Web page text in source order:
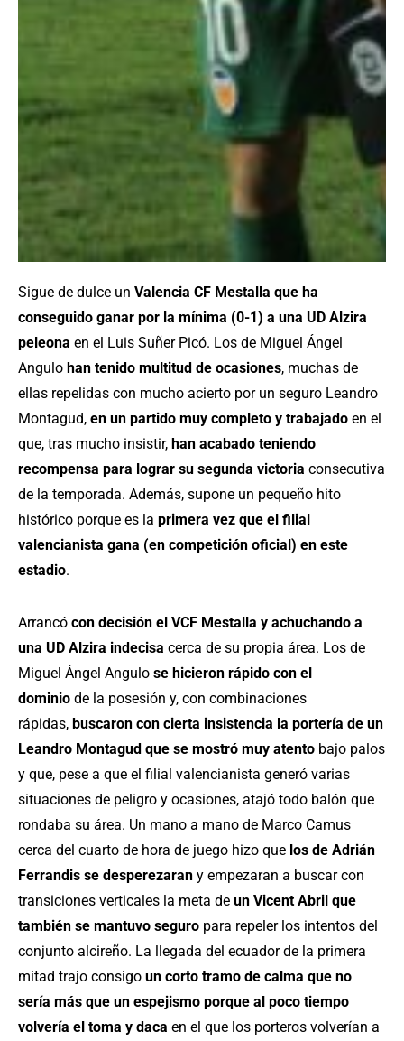
Sigue de dulce un Valencia CF Mestalla que ha
conseguido ganar por la mínima (0-1) a una UD Alzira
peleona en el Luis Suñer Picó. Los de Miguel Ángel
Angulo han tenido multitud de ocasiones, muchas de
ellas repelidas con mucho acierto por un seguro Leandro
Montagud, en un partido muy completo y trabajado en el
que, tras mucho insistir, han acabado teniendo
recompensa para lograr su segunda victoria consecutiva
de la temporada. Además, supone un pequeño hito
histórico porque es la primera vez que el filial
valencianista gana (en competición oficial) en este
estadio.
Arrancó con decisión el VCF Mestalla y achuchando a
una UD Alzira indecisa cerca de su propia área. Los de
Miguel Ángel Angulo se hicieron rápido con el
dominio de la posesión y, con combinaciones
rápidas, buscaron con cierta insistencia la portería de un
Leandro Montagud que se mostró muy atento bajo palos
y que, pese a que el filial valencianista generó varias
situaciones de peligro y ocasiones, atajó todo balón que
rondaba su área. Un mano a mano de Marco Camus
cerca del cuarto de hora de juego hizo que los de Adrián
Ferrandis se desperezaran y empezaran a buscar con
transiciones verticales la meta de un Vicent Abril que
también se mantuvo seguro para repeler los intentos del
conjunto alcireño. La llegada del ecuador de la primera
mitad trajo consigo un corto tramo de calma que no
sería más que un espejismo porque al poco tiempo
volvería el toma y daca en el que los porteros volverían a